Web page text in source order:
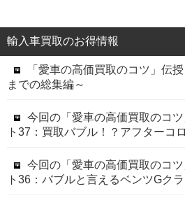
輸入車買取のお得情報
「愛車の高価買取のコツ」伝
までの総集編～
今回の「愛車の高価買取のコ
ト37：買取バブル！？アフターコ
今回の「愛車の高価買取のコ
ト36：バブルと言えるベンツGク